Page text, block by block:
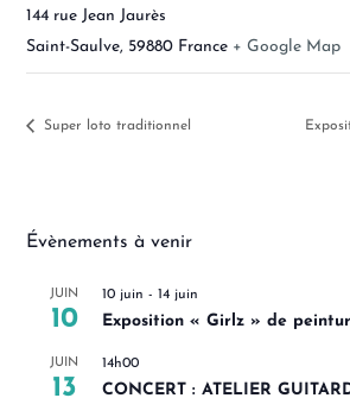
144 rue Jean Jaurès
Saint-Saulve, 59880 France + Google Map
Super loto traditionnel
Évènements à venir
JUIN
10
10 juin -14 juin
Exposition « Girlz » de
JUIN
13
14h00
CONCERT : ATELIER